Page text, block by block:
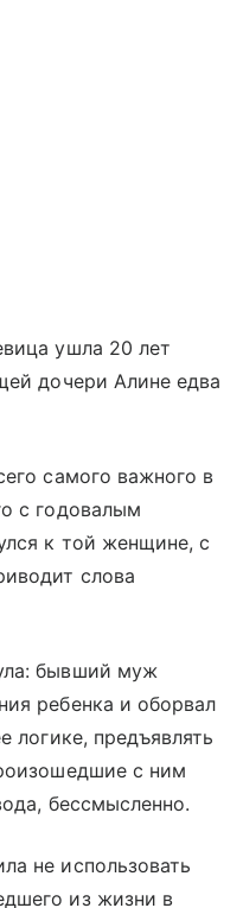
ушла 20 лет
дочери Алине едва
самого важного в
с годовалым
к той женщине, с
слова
бывший муж
ребенка и оборвал
логике, предъявлять
с ним
бессмысленно.
не использовать
из жизни в